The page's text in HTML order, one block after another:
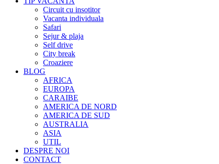
Circuit cu insotitor
Vacanta individuala
Safari
Sejur & plaja
Self drive
City break
Croaziere
BLOG
AFRICA
EUROPA
CARAIBE
AMERICA DE NORD
AMERICA DE SUD
AUSTRALIA
ASIA
UTIL
DESPRE NOI
CONTACT